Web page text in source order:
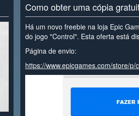
Como obter uma cópia
Há um novo freebie na loja Epic
do jogo "Control". Esta oferta está
Página de envio:
https://www.epicgames.com/store/p/